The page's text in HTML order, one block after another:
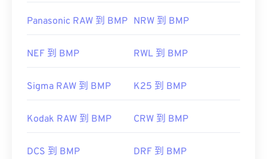
Panasonic RAW 到 BMP NRW 到 BMP
NEF 到 BMP RWL 到 BMP
Sigma RAW 到 BMP K25 到 BMP
Kodak RAW 到 BMP CRW 到 BMP
DCS 到 BMP DRF 到 BMP